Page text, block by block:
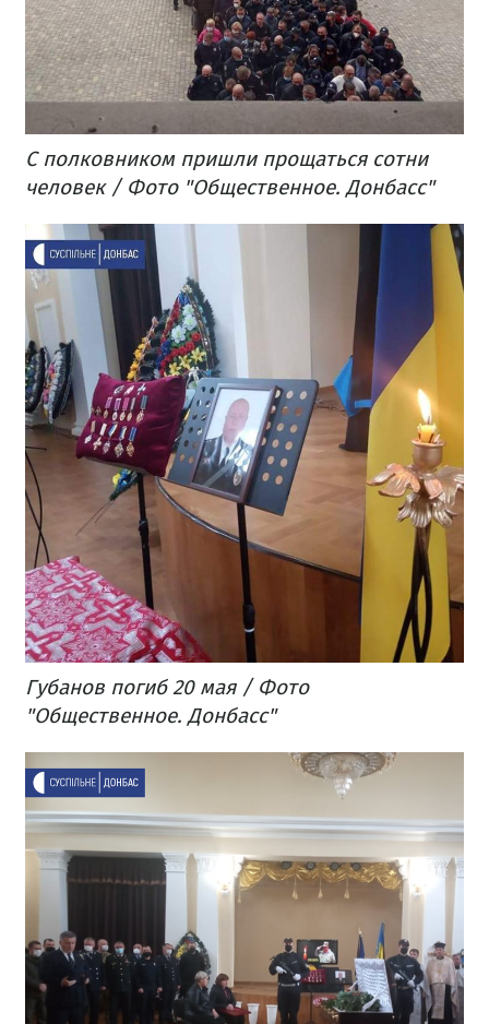
С полковником пришли прощаться сотни
человек / Фото "Общественное. Донбасс"
Губанов погиб 20 мая / Фото
"Общественное. Донбасс"